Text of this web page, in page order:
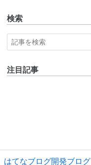
検索
注目記事
はてなブログ開発ブログ